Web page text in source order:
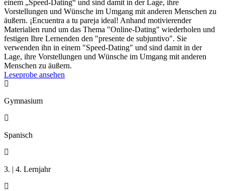
einem „Speed-Dating“ und sind damit in der Lage, ihre
Vorstellungen und Wünsche im Umgang mit anderen Menschen zu
äußern. ¡Encuentra a tu pareja ideal! Anhand motivierender
Materialien rund um das Thema "Online-Dating" wiederholen und
festigen Ihre Lernenden den "presente de subjuntivo". Sie
verwenden ihn in einem "Speed-Dating" und sind damit in der
Lage, ihre Vorstellungen und Wünsche im Umgang mit anderen
Menschen zu äußern.
Leseprobe ansehen

Gymnasium

Spanisch

3. | 4. Lernjahr
